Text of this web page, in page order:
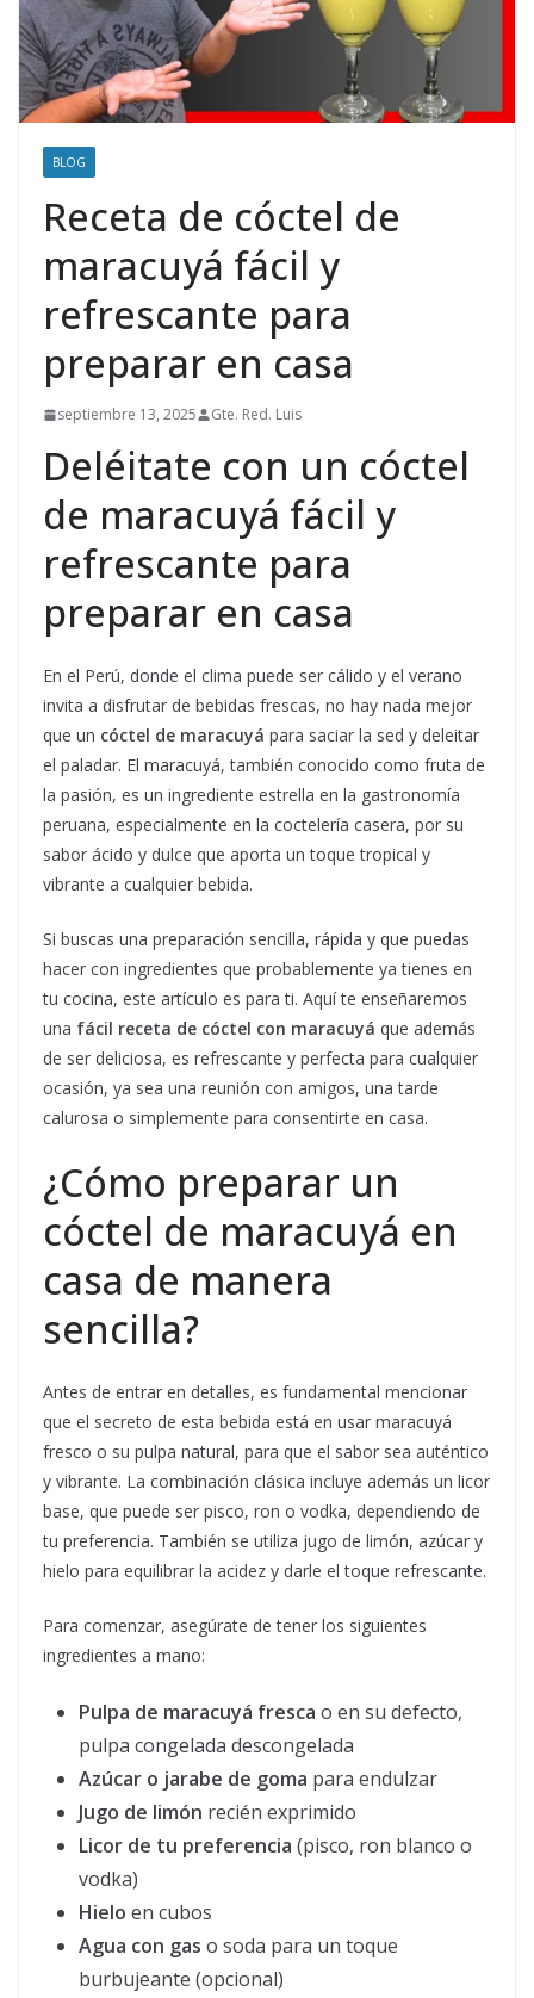
BLOG
Receta de cóctel de
maracuyá fácil y
refrescante para
preparar en casa
septiembre 13, 2025 Gte. Red. Luis
Deléitate con un cóctel
de maracuyá fácil y
refrescante para
preparar en casa
En el Perú, donde el clima puede ser cálido y el verano
invita a disfrutar de bebidas frescas, no hay nada mejor
que un cóctel de maracuyá para saciar la sed y deleitar
el paladar. El maracuyá, también conocido como fruta de
la pasión, es un ingrediente estrella en la gastronomía
peruana, especialmente en la coctelería casera, por su
sabor ácido y dulce que aporta un toque tropical y
vibrante a cualquier bebida.
Si buscas una preparación sencilla, rápida y que puedas
hacer con ingredientes que probablemente ya tienes en
tu cocina, este artículo es para ti. Aquí te enseñaremos
una fácil receta de cóctel con maracuyá que además
de ser deliciosa, es refrescante y perfecta para cualquier
ocasión, ya sea una reunión con amigos, una tarde
calurosa o simplemente para consentirte en casa.
¿Cómo preparar un
cóctel de maracuyá en
casa de manera
sencilla?
Antes de entrar en detalles, es fundamental mencionar
que el secreto de esta bebida está en usar maracuyá
fresco o su pulpa natural, para que el sabor sea auténtico
y vibrante. La combinación clásica incluye además un licor
base, que puede ser pisco, ron o vodka, dependiendo de
tu preferencia. También se utiliza jugo de limón, azúcar y
hielo para equilibrar la acidez y darle el toque refrescante.
Para comenzar, asegúrate de tener los siguientes
ingredientes a mano:
Pulpa de maracuyá fresca o en su defecto,
pulpa congelada descongelada
Azúcar o jarabe de goma para endulzar
Jugo de limón recién exprimido
Licor de tu preferencia (pisco, ron blanco o
vodka)
Hielo en cubos
Agua con gas o soda para un toque
burbujeante (opcional)